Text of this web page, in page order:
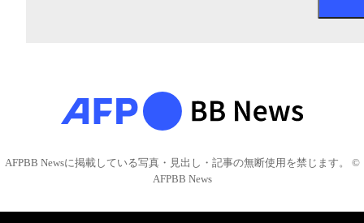
AFPBB Newsに掲載している写真・見出し・記事の無断使用を禁じます。 ©
AFPBB News